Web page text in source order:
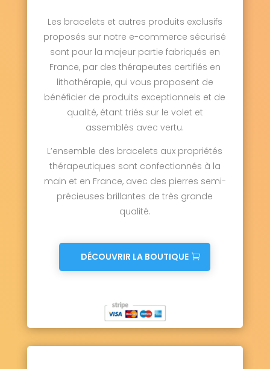
Les bracelets et autres produits exclusifs
proposés sur notre e-commerce sécurisé
sont pour la majeur partie fabriqués en
France, par des thérapeutes certifiés en
lithothérapie, qui vous proposent de
bénéficier de produits exceptionnels et de
qualité, étant triés sur le volet et
assemblés avec vertu.
L’ensemble des bracelets aux propriétés
thérapeutiques sont confectionnés à la
main et en France, avec des pierres semi-
précieuses brillantes de très grande
qualité.
DÉCOUVRIR LA BOUTIQUE